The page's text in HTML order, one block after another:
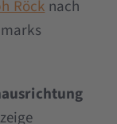
Röcknach